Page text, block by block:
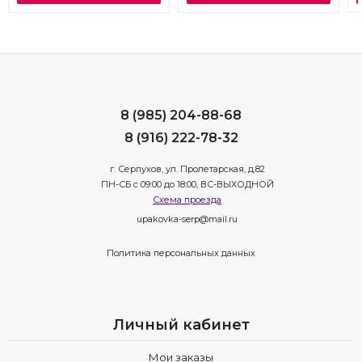
8 (985) 204-88-68
8 (916) 222-78-32
г. Серпухов, ул. Пролетарская, д.82
ПН-СБ с 09:00 до 18:00, ВС-ВЫХОДНОЙ
Схема проезда
upakovka-serp@mail.ru
Политика персональных данных
Личный кабинет
Мои заказы